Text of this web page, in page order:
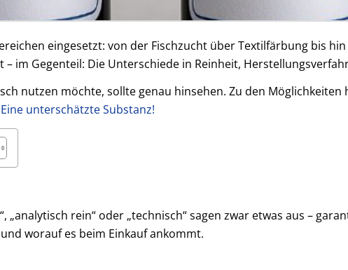
eingesetzt: von der Fischzucht über Textilfärbung bis
im Gegenteil: Die Unterschiede in Reinheit,
nutzen möchte, sollte genau hinsehen. Zu den
unterschätzte Substanz!
„analytisch rein“ oder „technisch“ sagen zwar etwas aus –
worauf es beim Einkauf ankommt.